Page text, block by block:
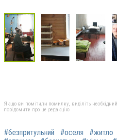
Якщо ви помітили помилку, виділіть
повідомити про це редакцію
#безпритульний #оселя #житло